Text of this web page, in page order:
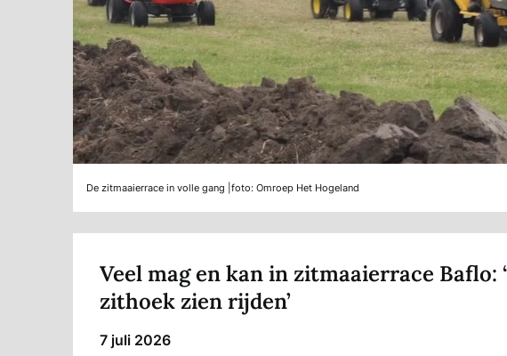
De zitmaaierrace in volle gang |foto: Omroep Het Hogeland
Veel mag en kan in zitmaaierrace Baflo:
zithoek zien rijden’
7 juli 2026